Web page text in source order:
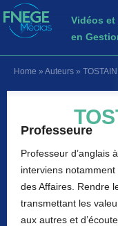
Vidéos
en
Home » Auteurs »
Professeure
Professeur d’anglais
interviens
des Affaires. Rendre
transmettant les
aux autres et